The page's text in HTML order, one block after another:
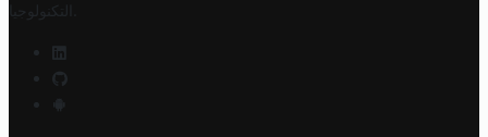
التكنولوجيا